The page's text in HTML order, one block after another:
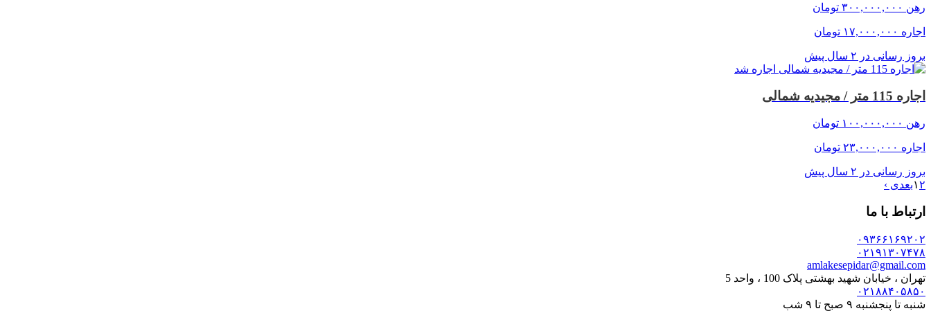
رهن ۳۰۰,۰۰۰,۰۰۰ تومان
اجاره ۱۷,۰۰۰,۰۰۰ تومان
بروز رسانی در ۲ سال پیش
اجاره شد
اجاره 115 متر / مجیدیه شمالی
رهن ۱۰۰,۰۰۰,۰۰۰ تومان
اجاره ۲۳,۰۰۰,۰۰۰ تومان
بروز رسانی در ۲ سال پیش
۱۲ بعدی ›
ارتباط با ما
۰۹۳۶۶۱۶۹۲۰۲
۰۲۱۹۱۳۰۷۴۷۸
amlakesepidar@gmail.com
تهران ، خیابان شهید بهشتی پلاک 100 ، واحد 5
۰۲۱۸۸۴۰۵۸۵۰
شنبه تا پنجشنبه ۹ صبح تا ۹ شب